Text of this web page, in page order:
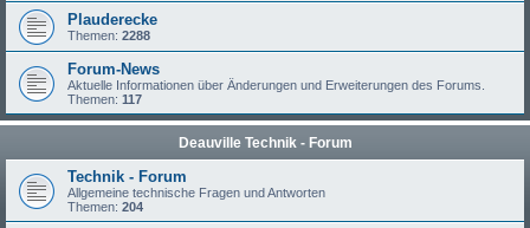
Plauderecke
Themen: 2288
Forum-News
Aktuelle Informationen über Änderungen und Erweiterungen des Forums.
Themen: 117
Deauville Technik - Forum
Technik - Forum
Allgemeine technische Fragen und Antworten
Themen: 204